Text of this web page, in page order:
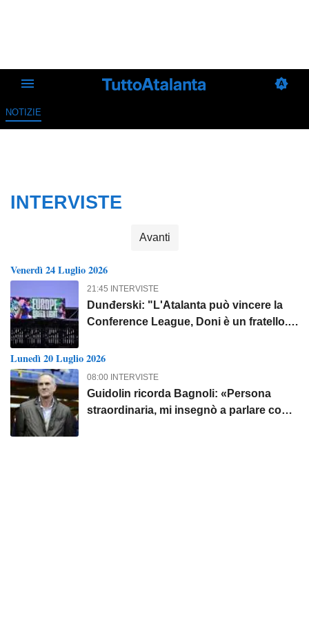
NOTIZIE
INTERVISTE
Avanti
Venerdì 24 Luglio 2026
21:45 INTERVISTE
Dunđerski: "L'Atalanta può vincere la
Conference League, Doni è un fratello.
Lunedì 20 Luglio 2026
08:00 INTERVISTE
Guidolin ricorda Bagnoli: «Persona
straordinaria, mi insegnò a parlare con i